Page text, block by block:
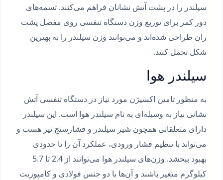
سیلندر را در پشت آتش نشانان فراهم می‌کنند. تسمه‌های
دور کمر برای توزیع وزن دستگاه تنفسی روی مفصل پشت
ران طراحی شده‌اند و می‌توانند وزن سیلندر را به بهترین
شکل تحمل کنند.
سیلندر هوا
به منظور تامین اکسیژن مورد نیاز در دستگاه تنفسی آتش
نشانی نیاز به وسیله‌ای به نام سیلندر هوا است. این سیلندر
دارای متعلقاتی همچون شیر سیلندر و فشارسنج نیز هست و
می‌تواند با تنظیم فشار ورودی، عملکرد آن را تا حدودی
بهبود ببخشد. وزن‌های سیلندر هوا می‌توانند از 2.4 تا 5.7
کیلوگرم متغیر باشند و آن‌ها با دو جنس فولادی و کامپوزیت